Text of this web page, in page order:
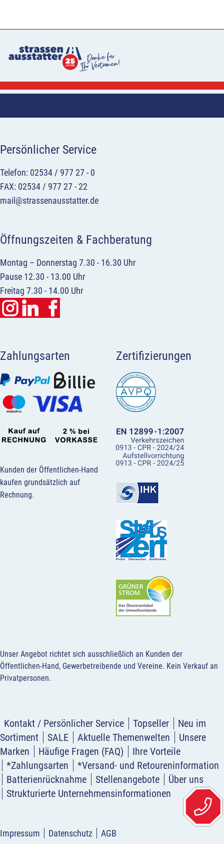
Persönlicher Service
Telefon: 02534 / 977 27 - 0
FAX: 02534 / 977 27 - 22
mail@strassenausstatter.de
Öffnungszeiten & Fachberatung
Montag – Donnerstag 7.30 - 16.30 Uhr
Pause 12.30 - 13.00 Uhr
Freitag 7.30 - 14.00 Uhr
Zahlungsarten
Kunden der Öffentlichen-Hand
kaufen grundsätzlich auf
Rechnung.
Zertifizierungen
Unser Angebot richtet sich ausschließlich an Kunden der
Öffentlichen-Hand, Gewerbetreibende und Vereine. Kein Verkauf an
Privatpersonen.
Kontakt / Persönlicher Service Topseller
Neu im
Sortiment
SALE Aktuelle Themenwelten
Unsere
Marken
Häufige Fragen (FAQ)
Ihre Vorteile
*Zahlungsarten
*Versand- und Retoureninformation
Batterienrücknahme
Stellenangebote
Über uns
Strukturierte Unternehmensinformationen
Impressum Datenschutz AGB